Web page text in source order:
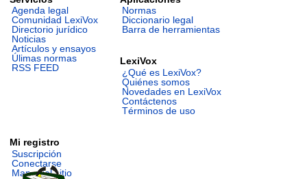
Agenda legal
Comunidad LexiVox
Directorio jurídico
Noticias
Artículos y ensayos
Úlimas normas
RSS FEED
Normas
Diccionario legal
Barra de herramientas
LexiVox
¿Qué es LexiVox?
Quiénes somos
Novedades en LexiVox
Contáctenos
Términos de uso
Mi registro
Suscripción
Conectarse
Mapa del sitio